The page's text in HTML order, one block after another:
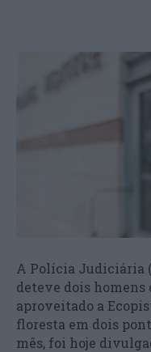
A Polícia Judiciária
deteve dois homens
aproveitado a
floresta em dois
mês, foi hoje